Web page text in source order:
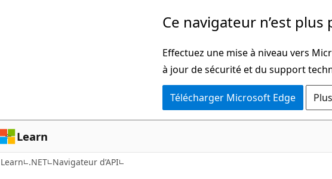
page
Ce navigateur n’est plus
Effectuez une mise à niveau vers
à jour de sécurité et du support
Télécharger Microsoft Edge
Learn
Learn .NET Navigateur d’API